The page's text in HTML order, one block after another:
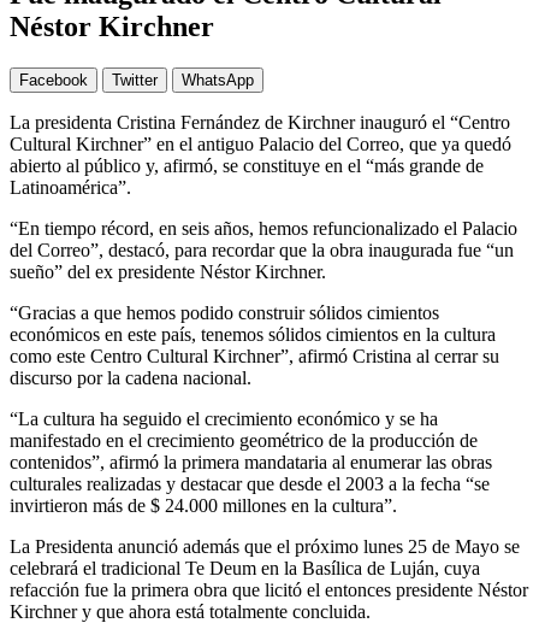
Néstor Kirchner
Facebook Twitter WhatsApp
La presidenta Cristina Fernández de Kirchner inauguró el “Centro
Cultural Kirchner” en el antiguo Palacio del Correo, que ya quedó
abierto al público y, afirmó, se constituye en el “más grande de
Latinoamérica”.
“En tiempo récord, en seis años, hemos refuncionalizado el Palacio
del Correo”, destacó, para recordar que la obra inaugurada fue “un
sueño” del ex presidente Néstor Kirchner.
“Gracias a que hemos podido construir sólidos cimientos
económicos en este país, tenemos sólidos cimientos en la cultura
como este Centro Cultural Kirchner”, afirmó Cristina al cerrar su
discurso por la cadena nacional.
“La cultura ha seguido el crecimiento económico y se ha
manifestado en el crecimiento geométrico de la producción de
contenidos”, afirmó la primera mandataria al enumerar las obras
culturales realizadas y destacar que desde el 2003 a la fecha “se
invirtieron más de $ 24.000 millones en la cultura”.
La Presidenta anunció además que el próximo lunes 25 de Mayo se
celebrará el tradicional Te Deum en la Basílica de Luján, cuya
refacción fue la primera obra que licitó el entonces presidente Néstor
Kirchner y que ahora está totalmente concluida.